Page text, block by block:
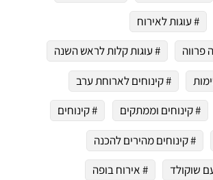
# עוגות לאירוח
פרווה
# עוגות קלות לראש השנה
# קינוחים לארוחת ערב
# קינוחים וממתקים
# קינוחים
# קינוחים מהירים להכנה
שוקולד
# אירוח בופה